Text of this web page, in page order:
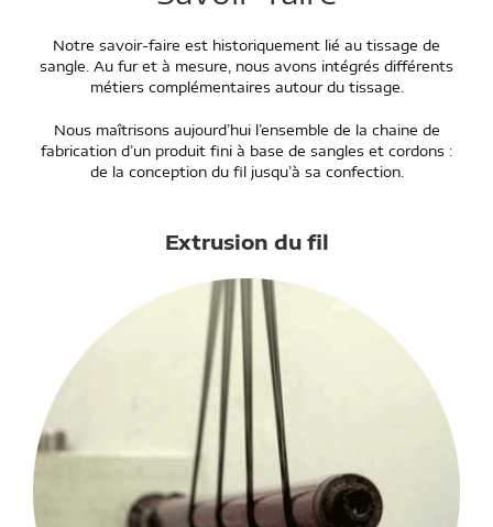
Notre savoir-faire est historiquement lié au tissage de
sangle. Au fur et à mesure, nous avons intégrés différents
métiers complémentaires autour du tissage.
Nous maîtrisons aujourd’hui l’ensemble de la chaine de
fabrication d’un produit fini à base de sangles et cordons :
de la conception du fil jusqu’à sa confection.
Extrusion du fil